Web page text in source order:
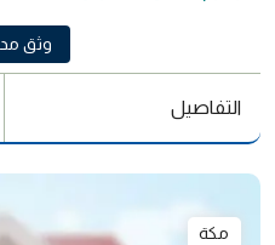
وثق
التفاصيل
مكة